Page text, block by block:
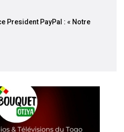
President PayPal : « Notre